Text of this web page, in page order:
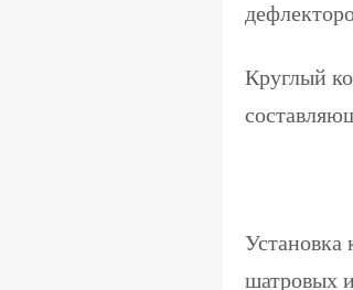
Круглый
Установка
шатровых